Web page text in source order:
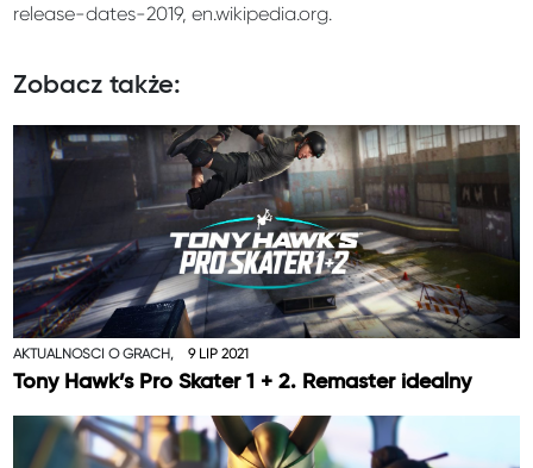
release-dates-2019, en.wikipedia.org.
Zobacz także:
AKTUALNOŚCI O GRACH, 9 LIP 2021
Tony Hawk’s Pro Skater 1 + 2. Remaster idealny